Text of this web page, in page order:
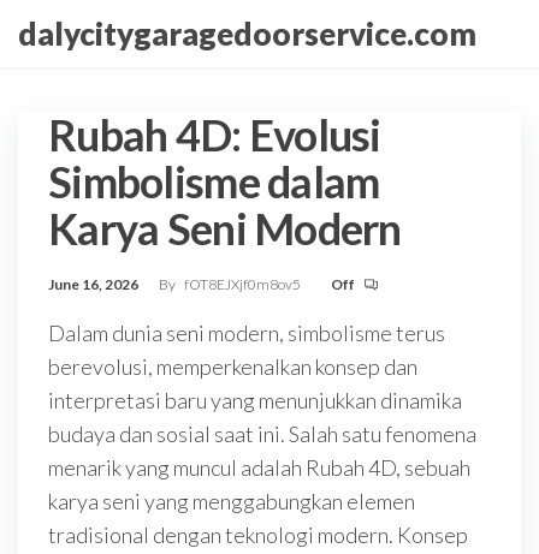
Skip
content
dalycitygaragedoorservice.com
Rubah 4D: Evolusi
Simbolisme dalam
Karya Seni Modern
June 16, 2026 By fOT8EJXjf0m8ov5 Off
Dalam dunia seni modern, simbolisme terus
berevolusi, memperkenalkan konsep dan
interpretasi baru yang menunjukkan dinamika
budaya dan sosial saat ini. Salah satu fenomena
menarik yang muncul adalah Rubah 4D, sebuah
karya seni yang menggabungkan elemen
tradisional dengan teknologi modern. Konsep